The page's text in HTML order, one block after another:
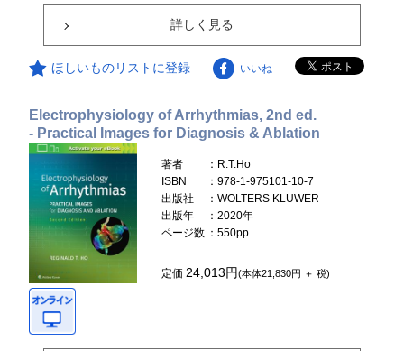
詳しく見る
ほしいものリストに登録 いいね
Electrophysiology of Arrhythmias, 2nd ed.
- Practical Images for Diagnosis & Ablation
著者
：R.T.Ho
ISBN
：978-1-975101-10-7
出版社
：WOLTERS KLUWER
出版年
：2020年
ページ数 ：550pp.
定価24,013円(本体21,830円 ＋ 税)